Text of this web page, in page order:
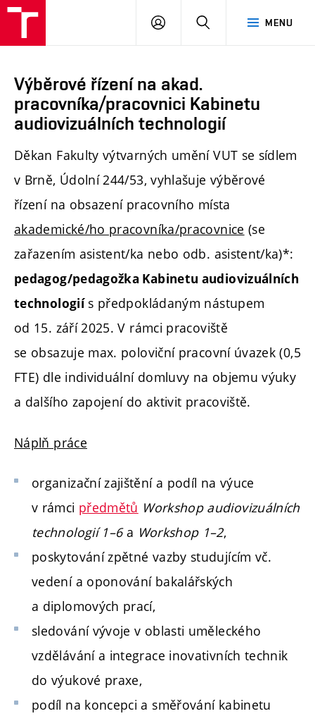
MENU
PŘIHLÁSIT
Výběrové řízení na akad.
pracovníka/pracovnici Kabinetu
audiovizuálních technologií
Děkan Fakulty výtvarných umění VUT se sídlem
v Brně, Údolní 244/53, vyhlašuje výběrové
řízení na obsazení pracovního místa
akademické/ho pracovníka/pracovnice (se
zařazením asistent/ka nebo odb. asistent/ka)*:
pedagog/pedagožka Kabinetu audiovizuálních
technologiís předpokládaným nástupem
od 15. září 2025. V rámci pracoviště
se obsazuje max. poloviční pracovní úvazek (0,5
FTE) dle individuální domluvy na objemu výuky
a dalšího zapojení do aktivit pracoviště.
Náplň práce
organizační zajištění a podíl na výuce
v rámci předmětů Workshop audiovizuálních
technologií 1–6a Workshop 1–2,
poskytování zpětné vazby studujícím vč.
vedení a oponování bakalářských
a diplomových prací,
sledování vývoje v oblasti uměleckého
vzdělávání a integrace inovativních technik
do výukové praxe,
podíl na koncepci a směřování kabinetu